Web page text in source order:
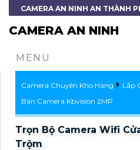
CAMERA AN NINH AN THÀNH
CAMERA AN NINH
MENU
Camera Chuyên Kho Hàng
Lắp
Bán Camera Kbvision 2MP
Trọn Bộ Camera Wifi
Trộm